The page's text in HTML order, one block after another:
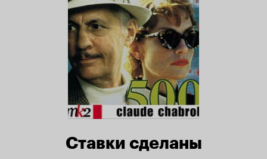
Ставки сделаны